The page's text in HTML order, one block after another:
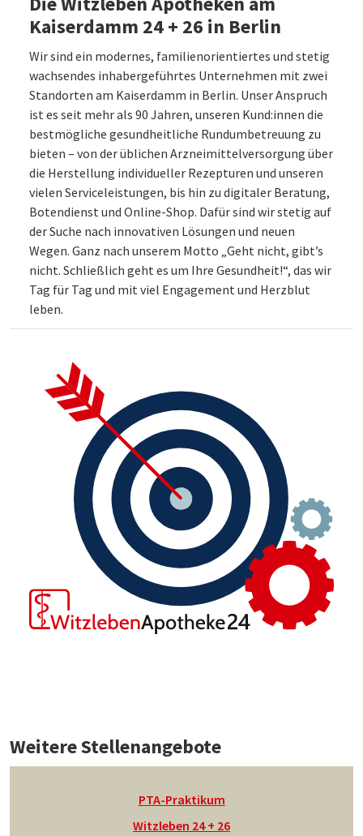
Kaiserdamm 24 + 26 in Berlin
Wir sind ein modernes, familienorientiertes und stetig
wachsendes inhabergeführtes Unternehmen mit zwei
Standorten am Kaiserdamm in Berlin. Unser Anspruch
ist es seit mehr als 90 Jahren, unseren Kund:innen die
bestmögliche gesundheitliche Rundumbetreuung zu
bieten – von der üblichen Arzneimittelversorgung über
die Herstellung individueller Rezepturen und unseren
vielen Serviceleistungen, bis hin zu digitaler Beratung,
Botendienst und Online-Shop. Dafür sind wir stetig auf
der Suche nach innovativen Lösungen und neuen
Wegen. Ganz nach unserem Motto „Geht nicht, gibt’s
nicht. Schließlich geht es um Ihre Gesundheit!“, das wir
Tag für Tag und mit viel Engagement und Herzblut
leben.
Weitere Stellenangebote
PTA-Praktikum
Witzleben 24 + 26